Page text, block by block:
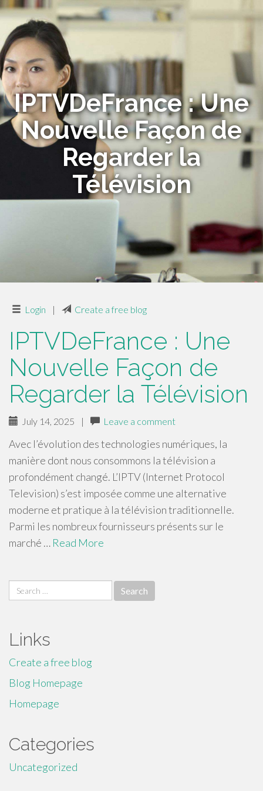
IPTVDeFrance : Une
Nouvelle Façon de
Regarder la
Télévision
Login | Create a free blog
IPTVDeFrance : Une
Nouvelle Façon de
Regarder la Télévision
July 14, 2025 | Leave a comment
Avec l’évolution des technologies numériques, la
manière dont nous consommons la télévision a
profondément changé. L’IPTV (Internet Protocol
Television) s’est imposée comme une alternative
moderne et pratique à la télévision traditionnelle.
Parmi les nombreux fournisseurs présents sur le
marché … Read More
Search
for:
Links
Create a free blog
Blog Homepage
Homepage
Categories
Uncategorized